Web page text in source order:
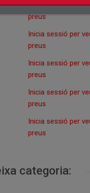
Inicia sessió per
preus
Inicia sessió per
preus
Inicia sessió per
preus
Inicia sessió per
preus
Inicia sessió per
preus
categoria: